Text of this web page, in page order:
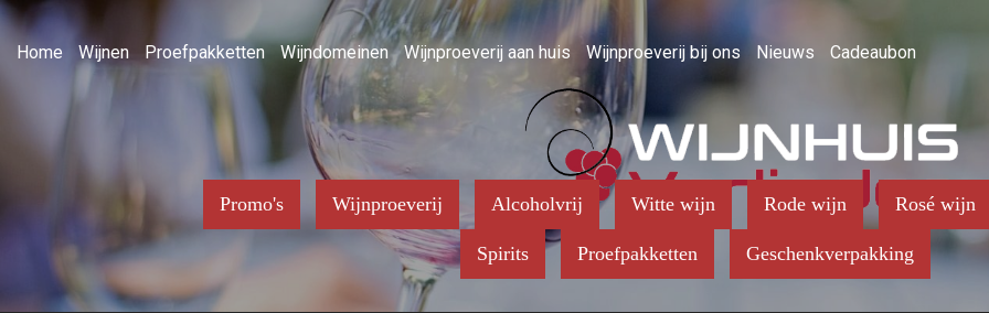
Home Wijnen Proefpakketten Wijndomeinen Wijnproeverij aan huis Wijnproeverij bij ons Nieuws Cadeaubon
Promo's Wijnproeverij Alcoholvrij Witte wijn Rode wijn Rosé wijn
Spirits Proefpakketten Geschenkverpakking